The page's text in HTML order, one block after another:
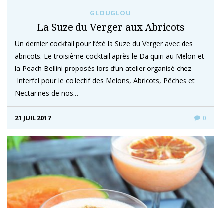
GLOUGLOU
La Suze du Verger aux Abricots
Un dernier cocktail pour l’été la Suze du Verger avec des
abricots. Le troisième cocktail après le Daïquiri au Melon et
la Peach Bellini proposés lors d’un atelier organisé chez
Interfel pour le collectif des Melons, Abricots, Pêches et
Nectarines de nos…
21 JUIL 2017 0